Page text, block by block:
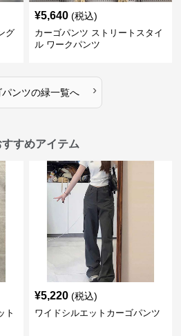
グ
¥5,640 (税込)
カーゴパンツ ストリートスタイ
ル ワークパンツ
ンツの緑一覧へ ›
すめアイテム
ト
¥5,220 (税込)
ワイドシルエットカーゴパンツ